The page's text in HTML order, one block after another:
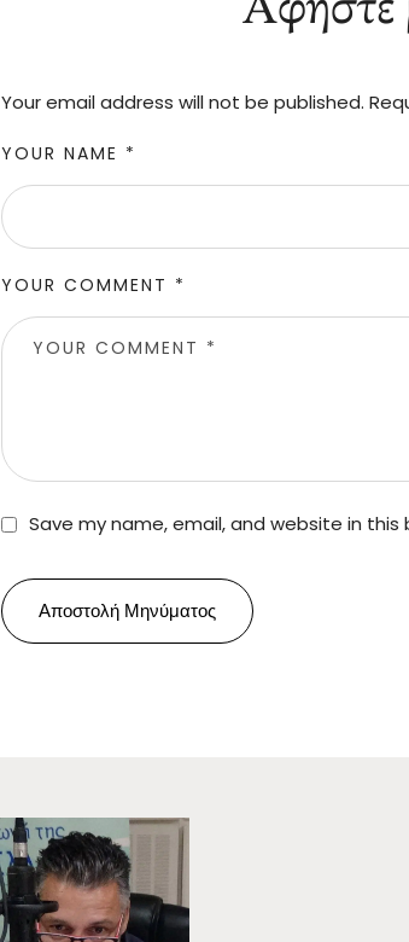
Αφήστε
Your email address will not be published.
YOUR COMMENT *
YOUR NAME *
Save my name, email, and website in
Αποστολή Μηνύματος